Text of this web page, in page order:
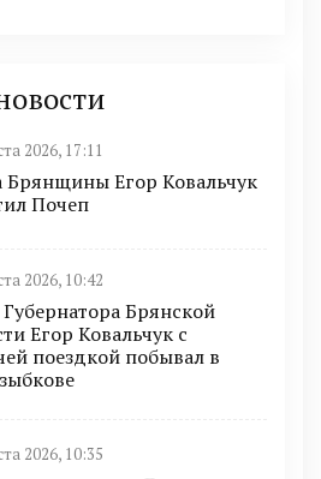
2026, 17:11
Брянщины Егор Ковальчук
Почеп
2026, 10:42
Брянской
Егор Ковальчук с
поездкой побывал в
2026, 10:35